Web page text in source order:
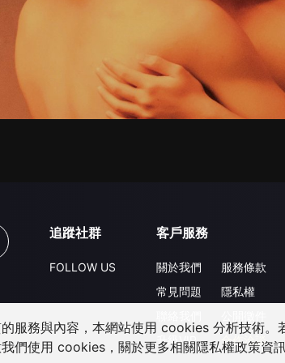
追蹤社群
FOLLOW US
客戶服務
關於我們
常見問題
升級VIP
服務條款
隱私權
合作洽談
服務與內容，本網站使用 cookies 分析技術。
們使用 cookies，關於更多相關隱私權政策資